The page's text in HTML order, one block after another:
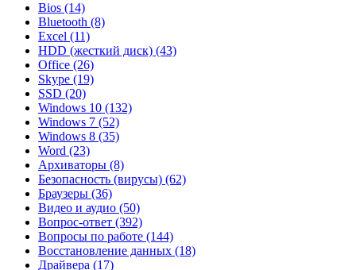
Bios (14)
Bluetooth (8)
Excel (11)
HDD (жесткий диск) (43)
Office (26)
Skype (19)
SSD (20)
Windows 10 (132)
Windows 7 (52)
Windows 8 (35)
Word (23)
Архиваторы (8)
Безопасность (вирусы) (62)
Браузеры (36)
Видео и аудио (50)
Вопрос-ответ (392)
Вопросы по работе (144)
Восстановление данных (18)
Драйвера (17)